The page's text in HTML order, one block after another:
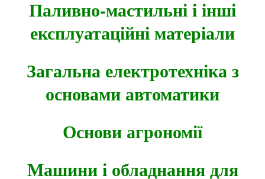
Паливно-мастильні і інші
експлуатаційні матеріали
Загальна електротехніка з
основами автоматики
Основи агрономії
Машини і обладнання для